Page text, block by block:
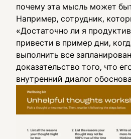
почему эта мысль может
Например, сотрудник,
«Достаточно ли я
привести в пример дни,
выполнить все
доказательство того, что
внутренний диалог